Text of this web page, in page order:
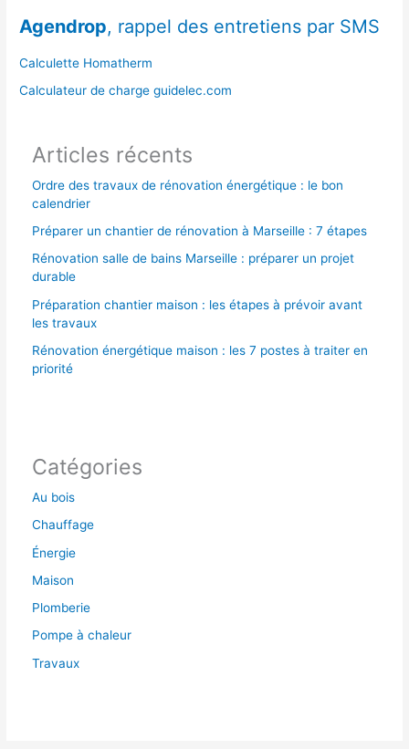
c
h
:
Agendrop, rappel des entretiens par SMS
Calculette Homatherm
Calculateur de charge guidelec.com
Articles récents
Ordre des travaux de rénovation énergétique : le bon
calendrier
Préparer un chantier de rénovation à Marseille : 7 étapes
Rénovation salle de bains Marseille : préparer un projet
durable
Préparation chantier maison : les étapes à prévoir avant
les travaux
Rénovation énergétique maison : les 7 postes à traiter en
priorité
Catégories
Au bois
Chauffage
Énergie
Maison
Plomberie
Pompe à chaleur
Travaux